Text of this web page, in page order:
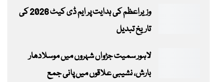
وزیراعظم کی ہدایت پر ایم ڈی کیٹ 2026 کی
تاریخ تبدیل
لاہور سمیت جڑواں شہروں میں موسلادھار
بارش، نشیبی علاقوں میں پانی جمع